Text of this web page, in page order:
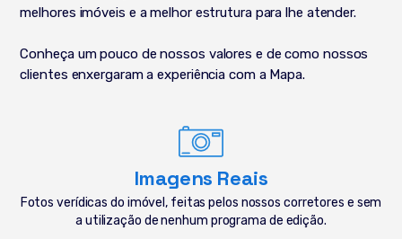
melhores imóveis e a melhor estrutura para lhe atender.
Conheça um pouco de nossos valores e de como nossos
clientes enxergaram a experiência com a Mapa.
Imagens Reais
Fotos verídicas do imóvel, feitas pelos nossos corretores e sem
a utilização de nenhum programa de edição.